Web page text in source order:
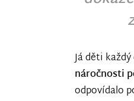
Já děti
náročnosti
odpovídalo